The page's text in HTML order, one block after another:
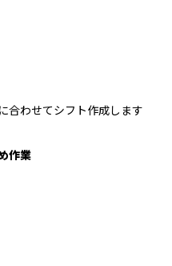
合わせてシフト作成します
作業